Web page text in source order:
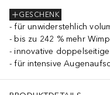
GESCHENK
für unwiderstehlich
bis zu 242 % mehr
innovative
für intensive